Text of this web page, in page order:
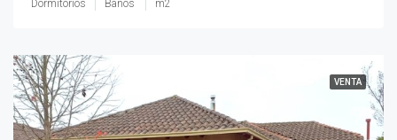
Dormitorios Baños m2
VENTA